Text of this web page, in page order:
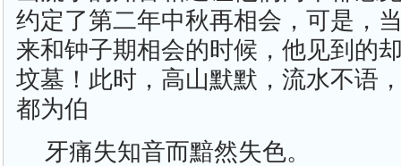
约定了第二年中秋再相会，可是，
来和钟子期相会的时候，他见到的
坟墓！此时，高山默默，流水不语
都为伯
牙痛失知音而黯然失色。